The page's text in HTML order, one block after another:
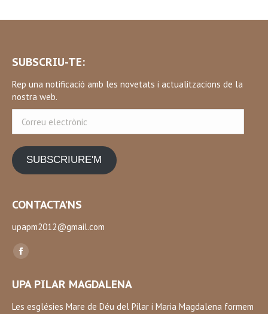
SUBSCRIU-TE:
Rep una notificació amb les novetats i actualitzacions de la
nostra web.
electrònic
SUBSCRIURE'M
CONTACTA’NS
upapm2012@gmail.com
Find us on:
Facebook
opens
in
UPA PILAR MAGDALENA
Les esglésies Mare de Déu del Pilar i Maria Magdalena formem